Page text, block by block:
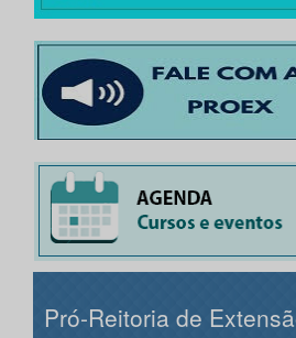
Pró-Reitoria de